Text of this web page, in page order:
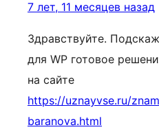
7 лет, 11 месяцев назад
Здравствуйте.
для WP готовое
на сайте
https://uznayvse.ru/
baranova.html